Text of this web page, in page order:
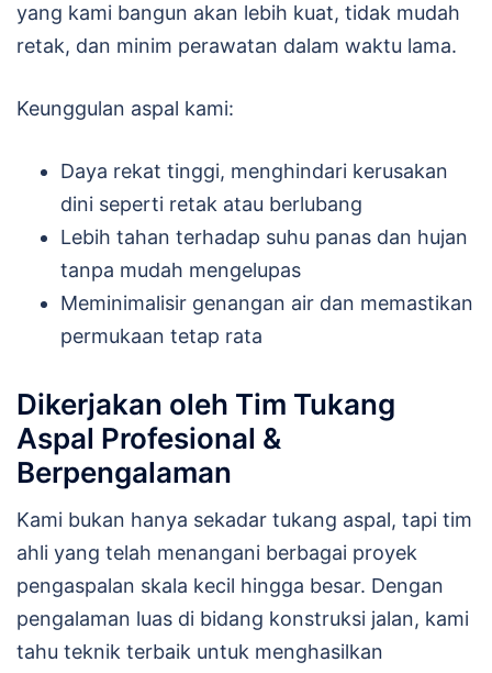
yang kami bangun akan lebih kuat, tidak mudah
retak, dan minim perawatan dalam waktu lama.
Keunggulan aspal kami:
Daya rekat tinggi, menghindari kerusakan
dini seperti retak atau berlubang
Lebih tahan terhadap suhu panas dan hujan
tanpa mudah mengelupas
Meminimalisir genangan air dan memastikan
permukaan tetap rata
Dikerjakan oleh Tim Tukang
Aspal Profesional &
Berpengalaman
Kami bukan hanya sekadar tukang aspal, tapi tim
ahli yang telah menangani berbagai proyek
pengaspalan skala kecil hingga besar. Dengan
pengalaman luas di bidang konstruksi jalan, kami
tahu teknik terbaik untuk menghasilkan